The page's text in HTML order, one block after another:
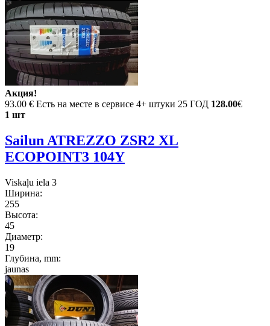
Акция!
93.00 € Есть на месте в сервисе 4+ штуки 25 ГОД 128.00€
1 шт
Sailun ATREZZO ZSR2 XL
ECOPOINT3 104Y
Viskaļu iela 3
Ширина:
255
Высота:
45
Диаметр:
19
Глубина, mm:
jaunas